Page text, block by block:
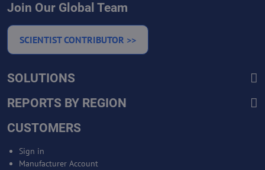
Join Our Global Team
SCIENTIST CONTRIBUTOR >>
SOLUTIONS
REPORTS BY REGION
CUSTOMERS
Sign in
Manufacturer Account